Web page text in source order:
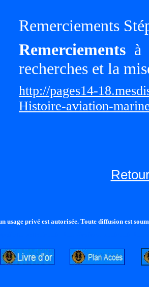
Remerciements
Remerciements à
recherches et la
http://pages14-
Histoire-aviation-
usage privé est autorisée. Toute diffusion est